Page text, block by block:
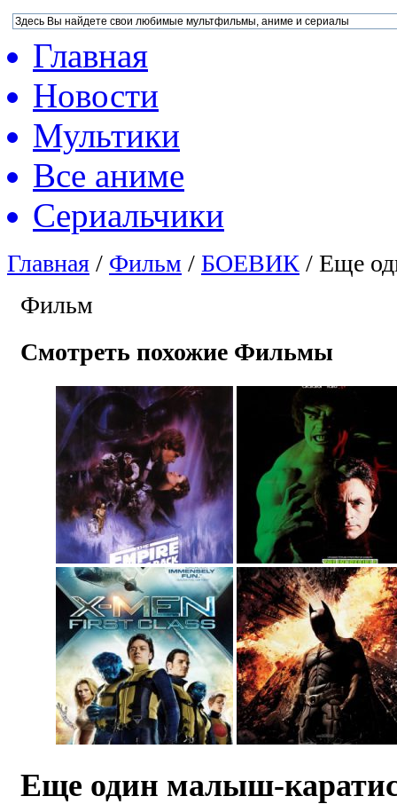
Главная
Новости
Мультики
Все аниме
Сериальчики
Главная / Фильм / БОЕВИК / Еще
Фильм
Смотреть похожие Фильмы
Еще один малыш-